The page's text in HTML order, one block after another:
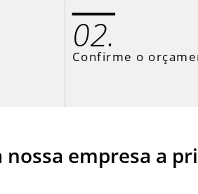
02.
Confirme o
nossa empresa a